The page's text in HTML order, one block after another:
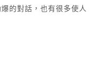
的對話，也有很多使人